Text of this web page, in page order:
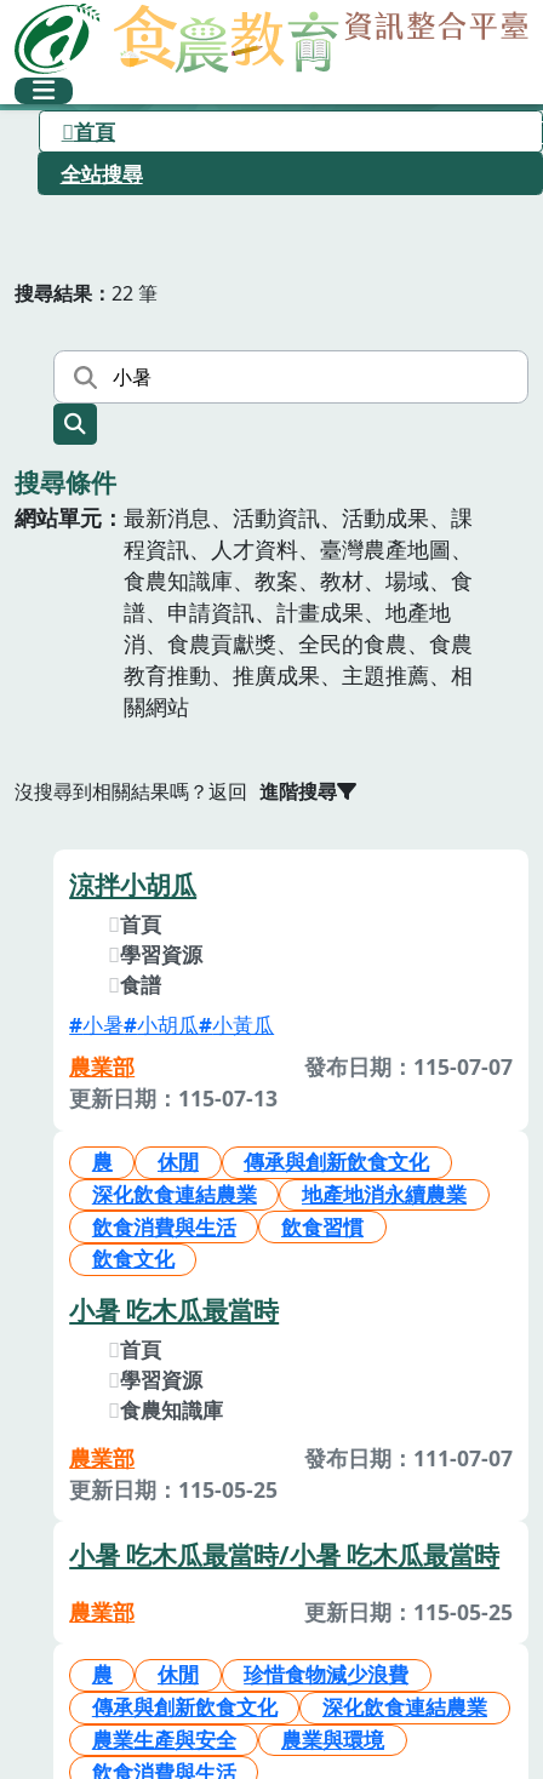
首頁
全站搜尋
搜尋結果 22 筆
搜尋條件
網站單元
最新消息、活動資訊、活動成果、課
程資訊、人才資料、臺灣農產地圖、
食農知識庫、教案、教材、場域、食
譜、申請資訊、計畫成果、地產地
消、食農貢獻獎、全民的食農、食農
教育推動、推廣成果、主題推薦、相
關網站
沒搜尋到相關結果嗎？返回 進階搜尋
涼拌小胡瓜
首頁
學習資源
食譜
小暑 小胡瓜 小黃瓜
農業部
發布日期：115-07-07
更新日期：115-07-13
農 休閒
傳承與創新飲食文化
深化飲食連結農業
地產地消永續農業
飲食消費與生活
飲食習慣
飲食文化
小暑 吃木瓜最當時
首頁
學習資源
食農知識庫
農業部
發布日期：111-07-07
更新日期：115-05-25
小暑 吃木瓜最當時/小暑 吃木瓜最當時
農業部 更新日期：115-05-25
農 休閒
珍惜食物減少浪費
傳承與創新飲食文化
深化飲食連結農業
農業生產與安全
農業與環境
飲食消費與生活